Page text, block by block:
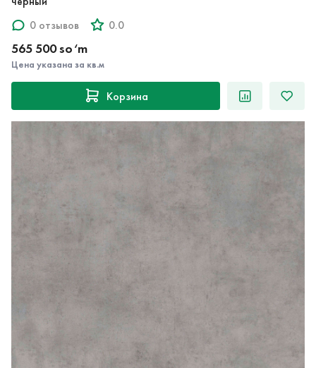
0 отзывов
565 500 so‘m
Цена указана за кв.м